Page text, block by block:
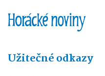
Užitečné odkazy